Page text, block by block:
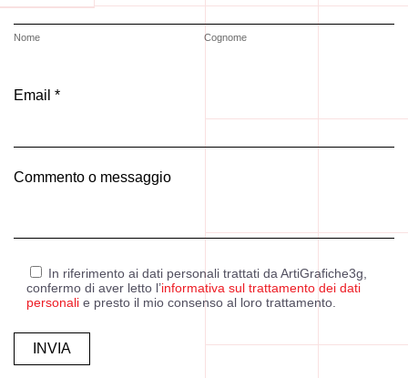
Nome Cognome
Email *
Commento o messaggio
In riferimento ai dati personali trattati da ArtiGrafiche3g,
confermo di aver letto l’informativa sul trattamento dei dati
personali e presto il mio consenso al loro trattamento.